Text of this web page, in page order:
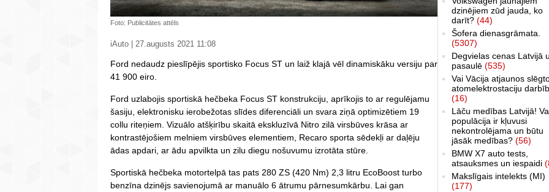
Foto: Publicitātes attēls
iAuto | 27.augusts 2021 11:08
Ford nedaudz pieslīpējis sportisko Focus ST un laiž klajā vēl dinamiskāku versiju par
41 900 eiro.
Ford uzlabojis sportiskā hečbeka Focus ST konstrukciju, aprīkojis to ar regulējamu
šasiju, elektronisku ierobežotas slīdes diferenciāli un svara ziņā optimizētiem 19
collu riteņiem. Vizuālo atšķirību skaitā ekskluzīvā Nitro zilā virsbūves krāsa ar
kontrastējošiem melniem virsbūves elementiem, Recaro sporta sēdekļi ar daļēju
ādas apdari, ar ādu apvilkta un zilu diegu nošuvumu izrotāta stūre.
Sportiskā hečbeka motortelpā tas pats 280 ZS (420 Nm) 2,3 litru EcoBoost turbo
benzīna dzinējs savienojumā ar manuālo 6 ātrumu pārnesumkārbu. Lai gan
dzinējiem zūd jauda, ko
darīt? (44)
Šofera dienasgrāmata.
(5307)
Degvielas cenas Latvijā
pasaulē (535)
Vai Vācija atjaunos
atomelektrostaciju
(16)
Lāču medības Latvijā!
populācija ir kļuvusi
nekontrolējama un būtu
jāsāk medības? (56)
BMW X7 auto tests,
atsauksmes un iespaidi
Makslīgais intelekts (MI)
(177)